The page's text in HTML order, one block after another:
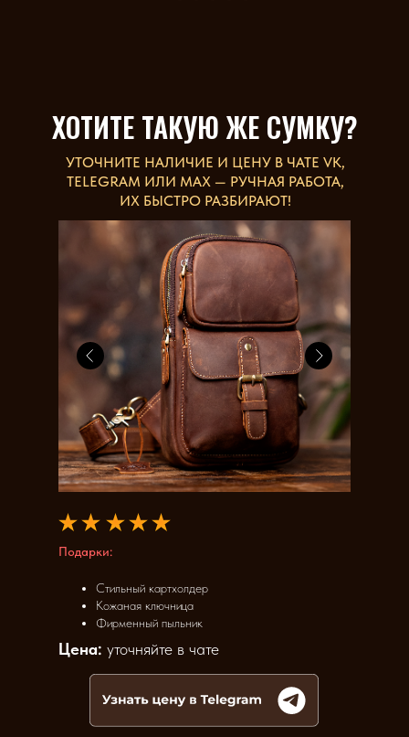
Подарки:
Цена: уточняйте в чате
УТОЧНИТЕ НАЛИЧИЕ И ЦЕНУ В ЧАТЕ VK,
TELEGRAM ИЛИ МАХ — РУЧНАЯ РАБОТА,
ИХ БЫСТРО РАЗБИРАЮТ!
Стильный картхолдер
Кожаная ключница
Фирменный пыльник
ХОТИТЕ ТАКУЮ ЖЕ СУМКУ?